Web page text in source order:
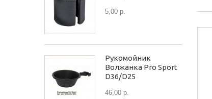
5,00 р.
Рукомойник
Волжанка Pro Sport
D36/D25
46,00 р.